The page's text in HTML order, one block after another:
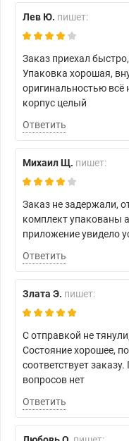
Лев Ю. пишет:
Заказ приехал
Упаковка хорошая,
оригинальностью
корпус целый
Ответить
Михаил Щ. пишет:
Заказ не задержали,
комплект упакованы
приложение увидело
Ответить
Злата Э. пишет:
С отправкой не
Состояние хорошее,
соответствует
вопросов нет
Ответить